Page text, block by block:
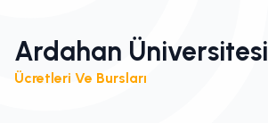
Ardahan Üniversitesi
Ücretleri Ve Bursları